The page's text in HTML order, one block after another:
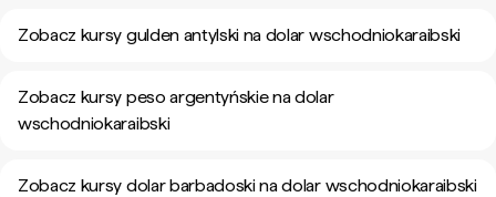
Zobacz kursy gulden antylski na dolar wschodniokaraibski
Zobacz kursy peso argentyńskie na dolar
wschodniokaraibski
Zobacz kursy dolar barbadoski na dolar wschodniokaraibski